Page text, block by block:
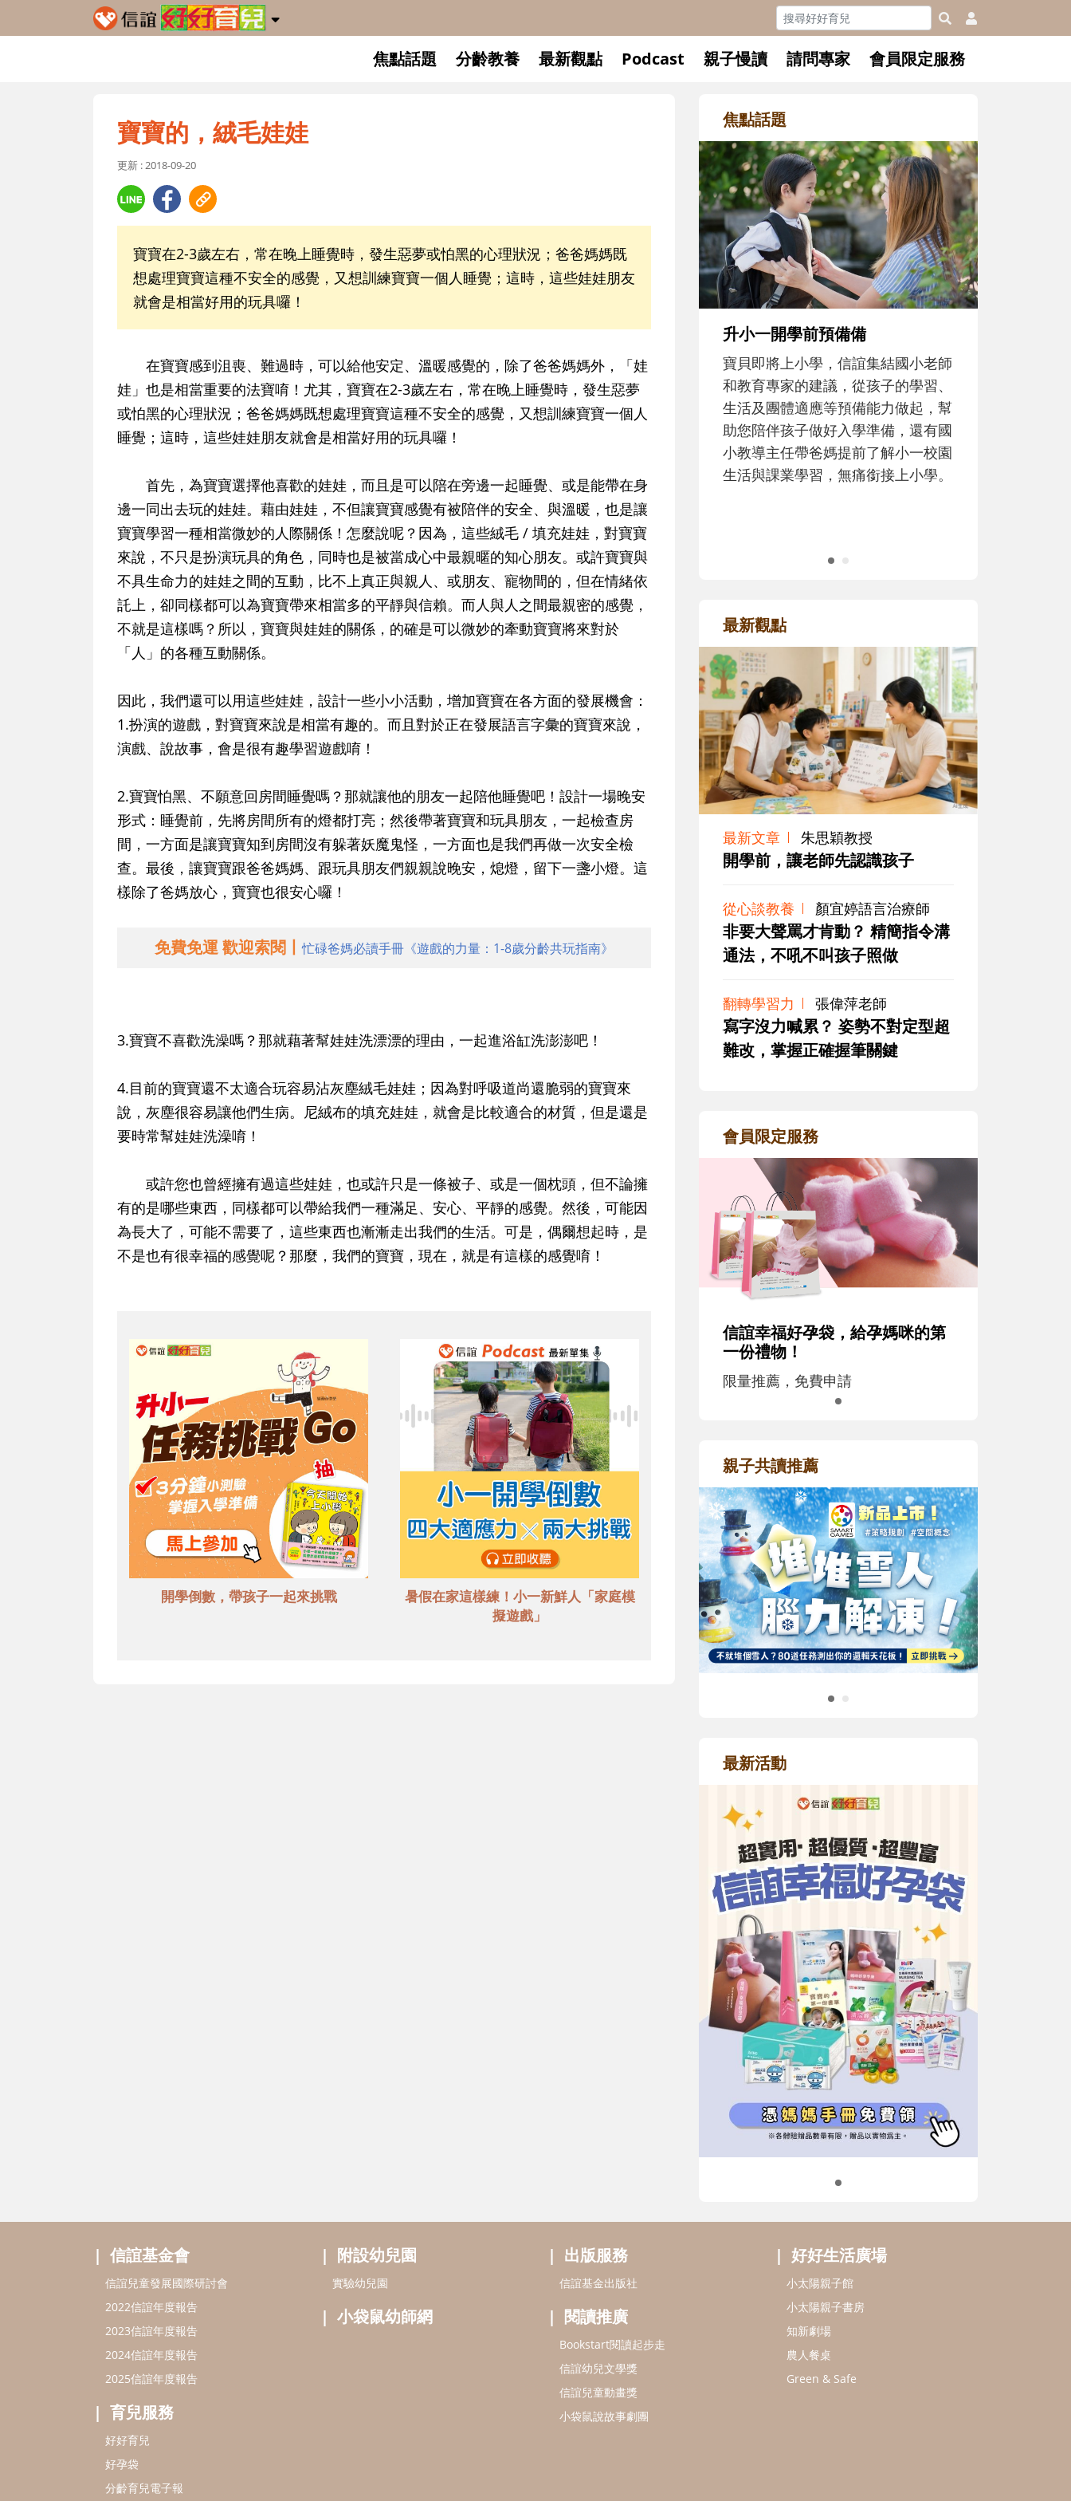
焦點話題 分齡教養 最新觀點 Podcast 親子慢讀 請問專家 會員限定服務
寶寶的，絨毛娃娃
更新 : 2018-09-20
寶寶在2-3歲左右，常在晚上睡覺時，發生惡夢或怕黑的心理狀況；爸爸媽媽既
想處理寶寶這種不安全的感覺，又想訓練寶寶一個人睡覺；這時，這些娃娃朋友
就會是相當好用的玩具囉！
在寶寶感到沮喪、難過時，可以給他安定、溫暖感覺的，除了爸爸媽媽外，「娃
娃」也是相當重要的法寶唷！尤其，寶寶在2-3歲左右，常在晚上睡覺時，發生惡夢
或怕黑的心理狀況；爸爸媽媽既想處理寶寶這種不安全的感覺，又想訓練寶寶一個人
睡覺；這時，這些娃娃朋友就會是相當好用的玩具囉！
首先，為寶寶選擇他喜歡的娃娃，而且是可以陪在旁邊一起睡覺、或是能帶在身
邊一同出去玩的娃娃。藉由娃娃，不但讓寶寶感覺有被陪伴的安全、與溫暖，也是讓
寶寶學習一種相當微妙的人際關係！怎麼說呢？因為，這些絨毛 / 填充娃娃，對寶寶
來說，不只是扮演玩具的角色，同時也是被當成心中最親暱的知心朋友。或許寶寶與
不具生命力的娃娃之間的互動，比不上真正與親人、或朋友、寵物間的，但在情緒依
託上，卻同樣都可以為寶寶帶來相當多的平靜與信賴。而人與人之間最親密的感覺，
不就是這樣嗎？所以，寶寶與娃娃的關係，的確是可以微妙的牽動寶寶將來對於
「人」的各種互動關係。
因此，我們還可以用這些娃娃，設計一些小小活動，增加寶寶在各方面的發展機會：
1.扮演的遊戲，對寶寶來說是相當有趣的。而且對於正在發展語言字彙的寶寶來說，
演戲、說故事，會是很有趣學習遊戲唷！
2.寶寶怕黑、不願意回房間睡覺嗎？ 那就讓他的朋友一起陪他睡覺吧！設計一場晚安
形式：睡覺前，先將房間所有的燈都打亮；然後帶著寶寶和玩具朋友，一起檢查房
間，一方面是讓寶寶知到房間沒有躲著妖魔鬼怪，一方面也是我們再做一次安全檢
查。最後，讓寶寶跟爸爸媽媽、跟玩具朋友們親親說晚安，熄燈，留下一盞小燈。這
樣除了爸媽放心，寶寶也很安心囉！
免費免運 歡迎索閱丨忙碌爸媽必讀手冊《遊戲的力量：1-8歲分齡共玩指南》
3.寶寶不喜歡洗澡嗎？ 那就藉著幫娃娃洗漂漂的理由，一起進浴缸洗澎澎吧！
4.目前的寶寶還不太適合玩容易沾灰塵絨毛娃娃；因為對呼吸道尚還脆弱的寶寶來
說，灰塵很容易讓他們生病。尼絨布的填充娃娃，就會是比較適合的材質，但是還是
要時常幫娃娃洗澡唷！
或許您也曾經擁有過這些娃娃，也或許只是一條被子、或是一個枕頭，但不論擁
有的是哪些東西，同樣都可以帶給我們一種滿足、安心、平靜的感覺。然後，可能因
為長大了，可能不需要了，這些東西也漸漸走出我們的生活。可是，偶爾想起時，是
不是也有很幸福的感覺呢？那麼，我們的寶寶，現在，就是有這樣的感覺唷！
開學倒數，帶孩子一起來挑戰
暑假在家這樣練！小一新鮮人「家庭模
擬遊戲」
焦點話題
升小一開學前預備備
寶貝即將上小學，信誼集結國小老師
和教育專家的建議，從孩子的學習、
生活及團體適應等預備能力做起，幫
助您陪伴孩子做好入學準備，還有國
小教導主任帶爸媽提前了解小一校園
生活與課業學習，無痛銜接上小學。
最新觀點
最新文章 朱思穎教授
開學前，讓老師先認識孩子
從心談教養 顏宜婷語言治療師
非要大聲罵才肯動？ 精簡指令溝
通法，不吼不叫孩子照做
翻轉學習力 張偉萍老師
寫字沒力喊累？ 姿勢不對定型超
難改，掌握正確握筆關鍵
會員限定服務
信誼幸福好孕袋，給孕媽咪的第
一份禮物！
限量推薦，免費申請
親子共讀推薦
最新活動
信誼基金會
信誼兒童發展國際研討會
2022信誼年度報告
2023信誼年度報告
2024信誼年度報告
2025信誼年度報告
育兒服務
好好育兒
好孕袋
分齡育兒電子報
附設幼兒園
實驗幼兒園
小袋鼠幼師網
出版服務
信誼基金出版社
閱讀推廣
Bookstart閱讀起步走
信誼幼兒文學獎
信誼兒童動畫獎
小袋鼠說故事劇團
好好生活廣場
小太陽親子館
小太陽親子書房
知新劇場
農人餐桌
Green & Safe